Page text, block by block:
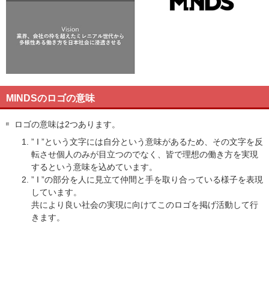
MINDSのロゴの意味
ロゴの意味は2つあります。
” I ”という文字には自分という意味があるため、その文字を反
転させ個人のみが目立つのでなく、皆で理想の働き方を実現
するという意味を込めています。
” I ”の部分を人に見立て仲間と手を取り合っている様子を表現
しています。
共により良い社会の実現に向けてこのロゴを掲げ活動して行
きます。